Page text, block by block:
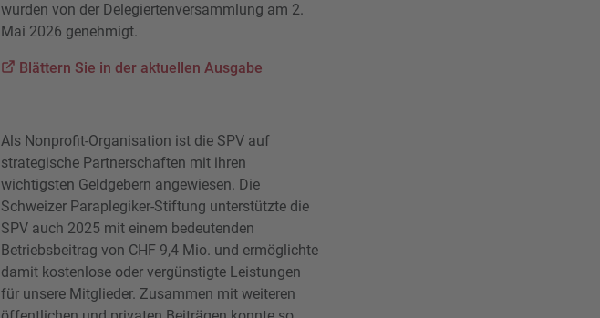
wurden von der Delegiertenversammlung am 2.
Mai 2026 genehmigt.
Blättern Sie in der aktuellen Ausgabe
Als Nonprofit-Organisation ist die SPV auf
strategische Partnerschaften mit ihren
wichtigsten Geldgebern angewiesen. Die
Schweizer Paraplegiker-Stiftung unterstützte die
SPV auch 2025 mit einem bedeutenden
Betriebsbeitrag von CHF 9,4 Mio. und ermöglichte
damit kostenlose oder vergünstigte Leistungen
für unsere Mitglieder. Zusammen mit weiteren